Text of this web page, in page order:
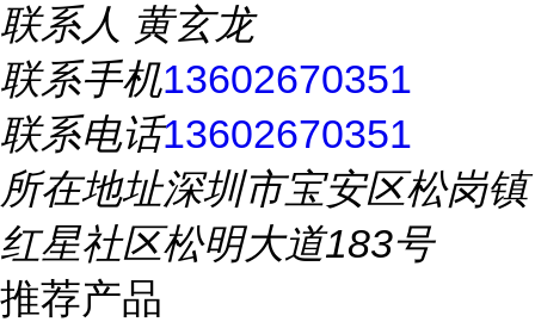
联系人 黄玄龙
联系手机13602670351
联系电话13602670351
所在地址深圳市宝安区松岗镇
红星社区松明大道183号
推荐产品